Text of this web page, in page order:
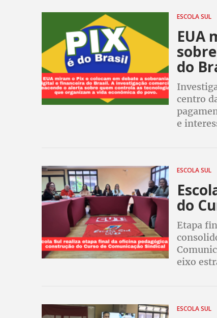
ESCOLA SUL
EUA
do
centro
e
ESCOLA SUL
do
Etapa
eixo
ESCOLA SUL